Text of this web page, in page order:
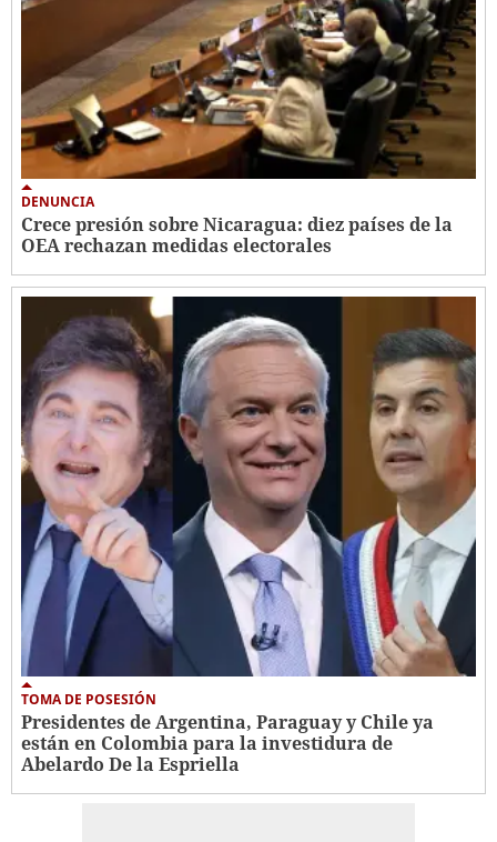
DENUNCIA
Crece presión sobre Nicaragua: diez países de la
OEA rechazan medidas electorales
TOMA DE POSESIÓN
Presidentes de Argentina, Paraguay y Chile ya
están en Colombia para la investidura de
Abelardo De la Espriella